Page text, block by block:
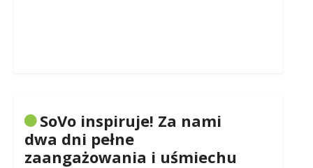
SoVo inspiruje! Za nami
dwa dni pełne
zaangażowania i uśmiechu